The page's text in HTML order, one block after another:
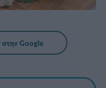
Google